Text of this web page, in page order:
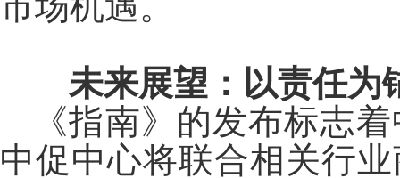
未来展望：以责任为
《指南》的发布标志
中促中心将联合相关行